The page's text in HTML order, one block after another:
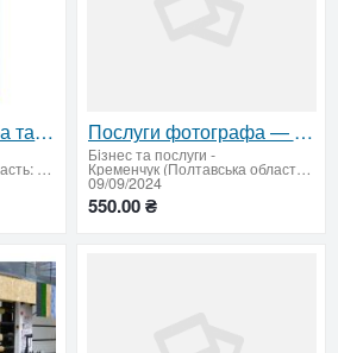
Таксі “Беру”. Служба таксі.
Полтава (Полтавська область: продати купити)
Послуги фотографа — збережіть своі особливі моменти!
Бiзнес та послуги -
Кременчук (Полтавська область: продати купити)
09/09/2024
550.00 ₴